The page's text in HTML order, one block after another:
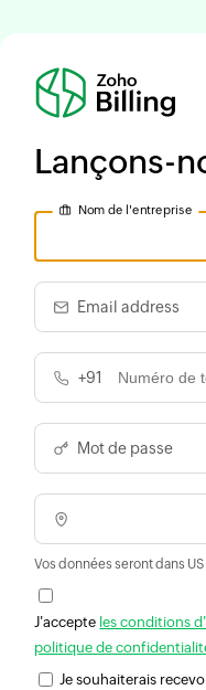
Lançons-
Nom de l'entreprise
Email address
+91
Mot de passe
Vos données seront dans
J'accepte les conditions
politique de
Je souhaiterais